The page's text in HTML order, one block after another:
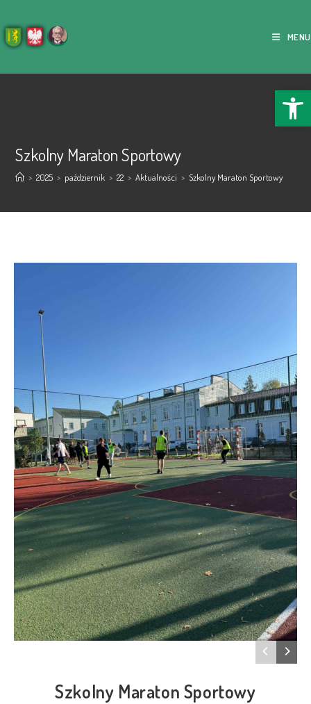
MENU
Szkolny Maraton Sportowy
> 2025 > październik > 22 > Aktualności > Szkolny Maraton Sportowy
Szkolny Maraton Sportowy